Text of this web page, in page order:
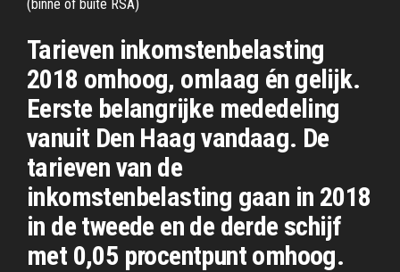
(binne of buite RSA)
Tarieven inkomstenbelasting
2018 omhoog, omlaag én gelijk.
Eerste belangrijke mededeling
vanuit Den Haag vandaag. De
tarieven van de
inkomstenbelasting gaan in 2018
in de tweede en de derde schijf
met 0,05 procentpunt omhoog.